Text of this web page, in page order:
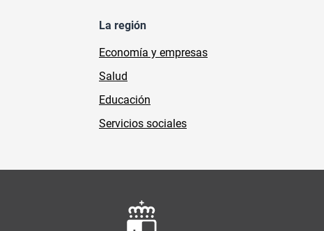
La región
Economía y empresas
Salud
Educación
Servicios sociales